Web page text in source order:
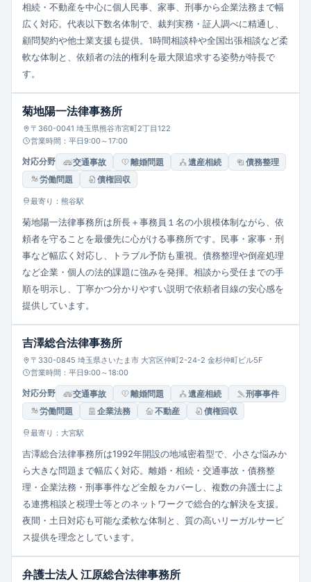
相続・不動産を中心に個人民事、家事、刑事から企業法務まで幅
広く対応。代表以下数名体制で、裁判実務・証人調べに精通し、
顧問契約や他士業支援も提供。1時間相談枠や全国出張相談など柔
軟な体制と、依頼者の法的権利を最大限追求する姿勢が特長で
す。
菊地陽一法律事務所
〒360-0041 埼玉県熊谷市宮町2丁目122
営業時間：平日9:00～17:00
対応分野 交通事故 離婚問題 遺産相続
債務整理
労働問題
債権回収
最寄り：熊谷駅
菊地陽一法律事務所は所長＋事務員１名の小規模体制ながら、依
頼者を守ることを最優先に心がける事務所です。民事・家事・刑
事など幅広く対応し、トラブル予防も重視。債務整理や倒産処理
など企業・個人の法的課題に強みを発揮。相談から受任までの手
順を明示し、丁寧かつ分かりやすい説明で依頼者目線の安心感を
提供しています。
吉澤総合法律事務所
〒330-0845 埼玉県さいたま市 大宮区仲町2-24-2 金杉仲町ビル5F
営業時間：平日9:00～18:00
対応分野 交通事故 離婚問題 遺産相続
刑事事件
労働問題
企業法務 不動産 債権回収
最寄り：大宮駅
吉澤総合法律事務所は1992年開設の地域密着型で、小さな悩みか
ら大きな問題まで幅広く対応。離婚・相続・交通事故・債務整
理・企業法務・刑事事件など全般をカバーし、複数の弁護士によ
る連携相談と税理士等とのネットワークで総合的な解決を支援。
夜間・土日対応も可能な柔軟な体制と、質の高いリーガルサービ
ス提供を理念としています。
弁護士法人 江原総合法律事務所